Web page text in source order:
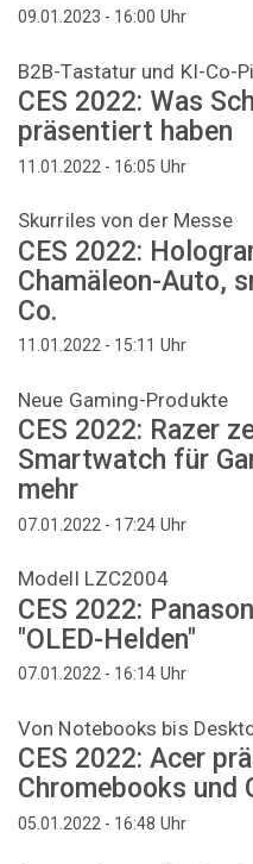
09.01.2023 - 16:00 Uhr
B2B-Tastatur und KI-Co-
CES 2022: Was
präsentiert haben
11.01.2022 - 16:05 Uhr
Skurriles von der Messe
CES 2022:
Chamäleon-Auto,
Co.
11.01.2022 - 15:11 Uhr
Neue Gaming-Produkte
CES 2022: Razer
Smartwatch für
mehr
07.01.2022 - 17:24 Uhr
Modell LZC2004
CES 2022:
"OLED-Helden"
07.01.2022 - 16:14 Uhr
Von Notebooks bis
CES 2022: Acer
Chromebooks und
05.01.2022 - 16:48 Uhr